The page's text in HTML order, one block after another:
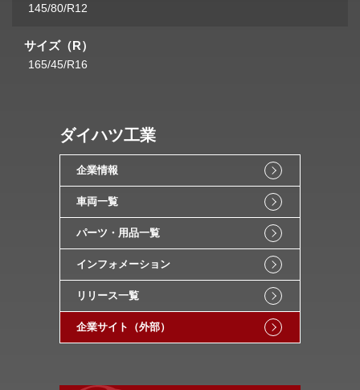
145/80/R12
サイズ（R）
165/45/R16
ダイハツ工業
企業情報
車両一覧
パーツ・用品一覧
インフォメーション
リリース一覧
企業サイト（外部）